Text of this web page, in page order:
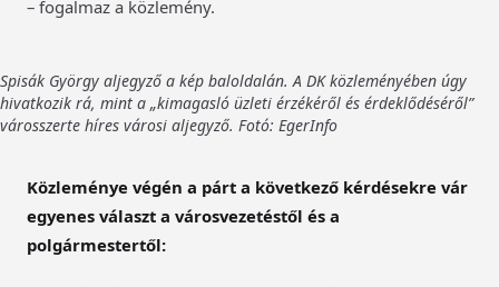
– fogalmaz a közlemény.
Spisák György aljegyző a kép baloldalán. A DK közleményében úgy
hivatkozik rá, mint a „kimagasló üzleti érzékéről és érdeklődéséről”
városszerte híres városi aljegyző. Fotó: EgerInfo
Közleménye végén a párt a következő kérdésekre vár
egyenes választ a városvezetéstől és a
polgármestertől: